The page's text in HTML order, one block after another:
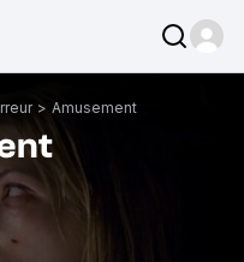
> Amusement